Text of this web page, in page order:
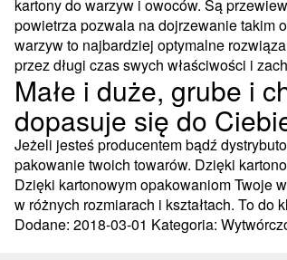
kartony do warzyw i owoców. Są
powietrza pozwala na dojrzewanie takim
warzyw to najbardziej optymalne
przez długi czas swych właściwości i
Małe i duże, grube i
dopasuje się do
Jeżeli jesteś producentem bądź
pakowanie twoich towarów. Dzięki
Dzięki kartonowym opakowaniom Twoje
w różnych rozmiarach i kształtach. To do
Dodane: 2018-03-01 Kategoria: